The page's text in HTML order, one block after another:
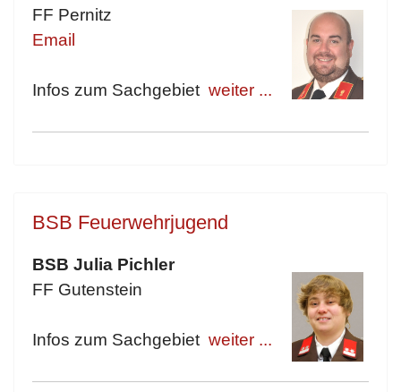
FF Pernitz
Email
Infos zum Sachgebiet weiter ...
BSB Feuerwehrjugend
BSB Julia Pichler
FF Gutenstein
Infos zum Sachgebiet weiter ...